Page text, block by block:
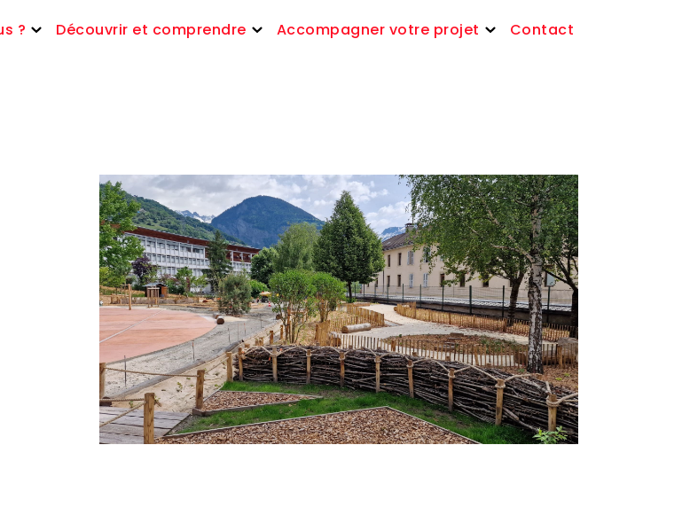
? Découvrir et comprendre Accompagner votre projet Contact